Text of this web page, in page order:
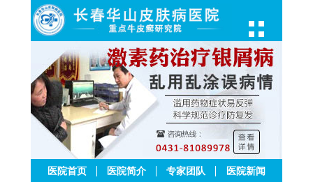
医院首页 医院简介 专家团队
医院新闻